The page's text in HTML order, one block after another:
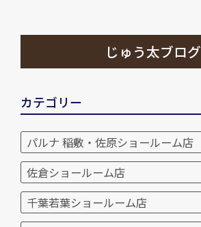
じゅう太ブログ
カテゴリー
パルナ 稲敷・佐原ショールーム店
佐倉ショールーム店
千葉若葉ショールーム店